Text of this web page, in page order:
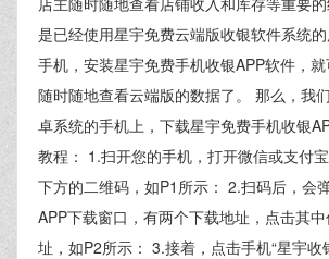
是已经使用星宇免费云端版收银软件系统
手机，安装星宇免费手机收银APP软件，
随时随地查看云端版的数据了。 那么，我
卓系统的手机上，下载星宇免费手机收银
教程： 1.扫开您的手机，打开微信或支付
下方的二维码，如P1所示： 2.扫码后，会
APP下载窗口，有两个下载地址，点击其
址，如P2所示： 3.接着，点击手机“星宇收